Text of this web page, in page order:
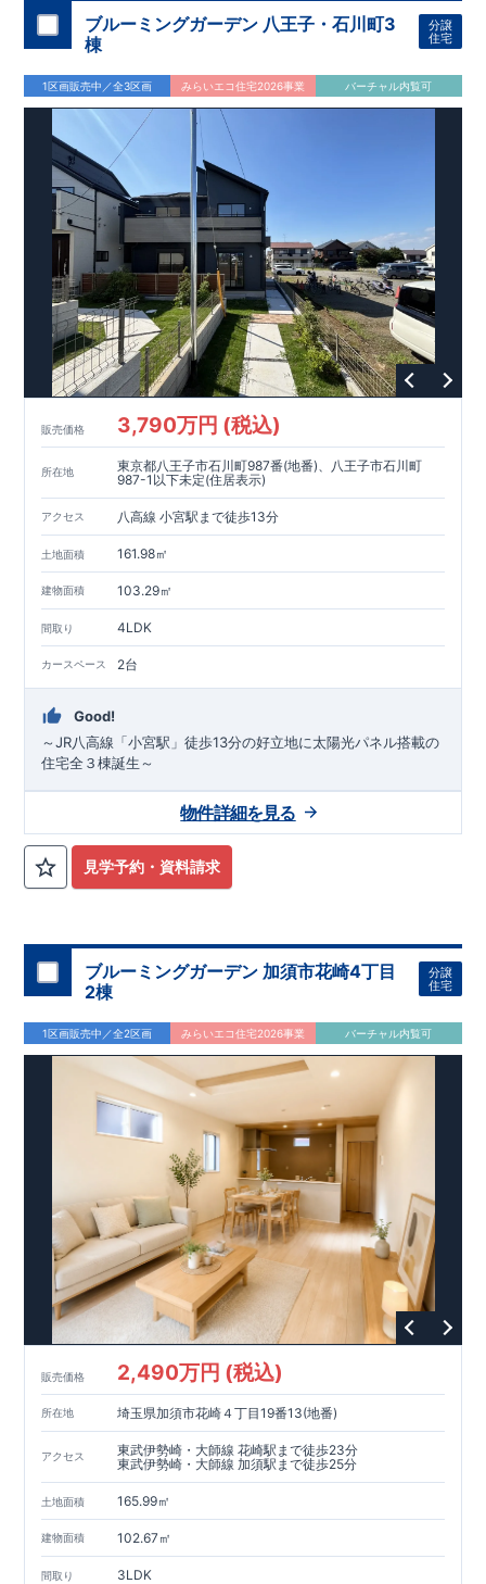
ります。
・設計、施工、営業が互いに協力しあい、最良のプラ
ンを提供いたします。 ・不要な中間マージンを抑えることで、
コストダウンに努めています。
・東栄住宅
の建物は、国が定めた耐震等級で3を取得。建築基準法で定め
られた、｢数百年に一度発生する地震に対して、倒壊、崩壊しな
い。｣という基準から、さらに
す。
【住宅性能評価ダブル取得】
設計段階で、国が認めた第三者機関が評価しています。
住宅性能評価：評価を受けた図面通りに施工されているか、建
設までに、計4回のチェックが行われます。
でなく、現場の施工状況を検査した上で、品質を保証していま
す。
【充実のアフターサポート】
・東栄住宅では、お引渡し後最大10回の無料定期点検と、
年
間の品質保証を実施。お引渡しからが本当のお付き合いだと考
え、アフターサービスを外部の業者に委託せず、東栄住宅グル
ープ「東栄ホームサービス株式会社」にて責任をもって対応い
たします。
ブルーミングガーデン 八王子・石川町3
棟
分譲
住宅
1区画販売中／全3区画 みらいエコ住宅2026事業 バーチャル内覧可
販売価格 3,790万円 (税込)
所在地
東京都八王子市石川町987番(地番)、八王子市石川町
987-1以下未定(住居表示)
アクセス 八高線 小宮駅まで徒歩13分
土地面積 161.98㎡
建物面積 103.29㎡
間取り 4LDK
カースペース 2台
Good!
～JR八高線「小宮駅」徒歩13分の好立地に太陽光パネル搭載の
住宅全３棟誕生～
見学予約・資料請求
物件詳細を見る
ブルーミングガーデン 加須市花崎4丁目
2棟
分譲
住宅
1区画販売中／全2区画 みらいエコ住宅2026事業 バーチャル内覧可
販売価格 2,490万円 (税込)
所在地 埼玉県加須市花崎４丁目19番13(地番)
アクセス
東武伊勢崎・大師線 花崎駅まで徒歩23分
東武伊勢崎・大師線 加須駅まで徒歩25分
土地面積 165.99㎡
建物面積 102.67㎡
間取り 3LDK